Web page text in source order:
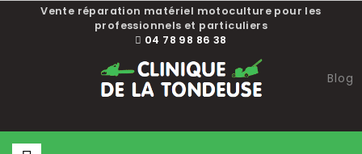
Vente réparation matériel motoculture pour les
professionnels et particuliers
04 78 98 86 38
Blog